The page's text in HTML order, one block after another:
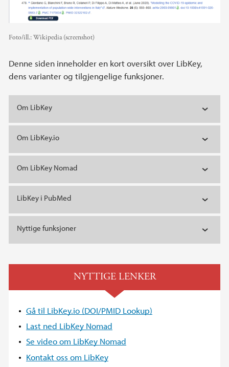
Foto/ill.:Wikipedia (screenshot)
Denne siden inneholder en kort oversikt over LibKey,
dens varianter og tilgjengelige funksjoner.
Om LibKey
Om LibKey.io
Om LibKey Nomad
LibKey i PubMed
Nyttige funksjoner
NYTTIGE LENKER
Gå til LibKey.io (DOI/PMID Lookup)
Last ned LibKey Nomad
Se video om LibKey Nomad
Kontakt oss om LibKey